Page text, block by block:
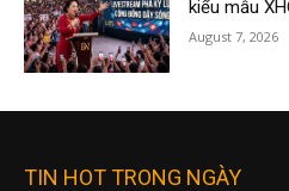
kiểu mẫu
August 7, 2026
TIN HOT TRONG NGÀY